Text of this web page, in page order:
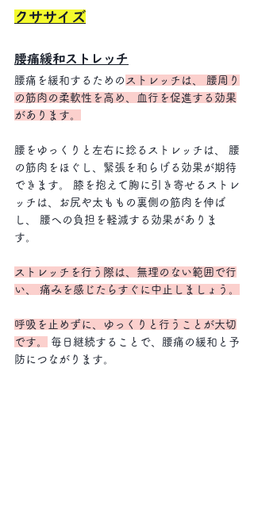
クササイズ
腰痛緩和ストレッチ
腰痛を緩和するための ストレッチは、 腰周り
の筋肉の柔軟性を高め、血行を促進する効果
があります。
腰をゆっくりと左右に捻るストレッチは、 腰
の筋肉をほぐし、緊張を和らげる効果が期待
できます。 膝を抱えて胸に引き寄せるストレ
ッチは、お尻や太ももの裏側の筋肉を伸ば
し、 腰への負担を軽減する効果がありま
す。
ストレッチを行う際は、無理のない範囲で行
い、 痛みを感じたらすぐに中止しましょう。
呼吸を止めずに、ゆっくりと行うことが大切
です。
毎日継続することで、腰痛の緩和と予
防につながります。